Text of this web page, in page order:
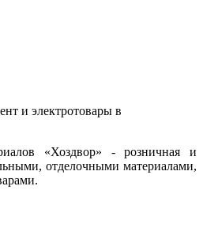
и электротовары в
«Хоздвор» - розничная и
отделочными материалами,